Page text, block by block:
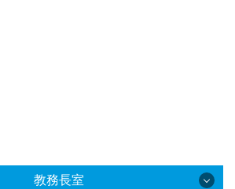
教務長室